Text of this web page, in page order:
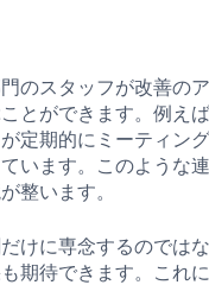
のスタッフが改善の
とができます。例えば
定期的にミーティン
います。このような
整います。
けに専念するのではな
期待できます。これ